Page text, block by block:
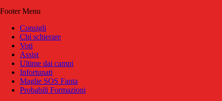
Footer Menu
Consigli
Chi schierare
Voti
Assist
Ultime dai campi
Infortunati
Maglie SOS Fanta
Probabili Formazioni